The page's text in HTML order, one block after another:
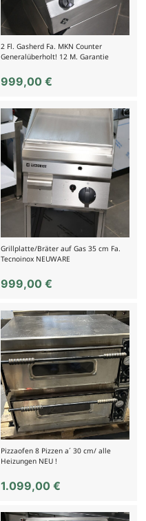
2 Fl. Gasherd Fa. MKN Counter
Generalüberholt! 12 M. Garantie
999,00€
Grillplatte/Bräter auf Gas 35 cm Fa.
Tecnoinox NEUWARE
999,00€
Pizzaofen 8 Pizzen a´ 30 cm/ alle
Heizungen NEU !
1.099,00€